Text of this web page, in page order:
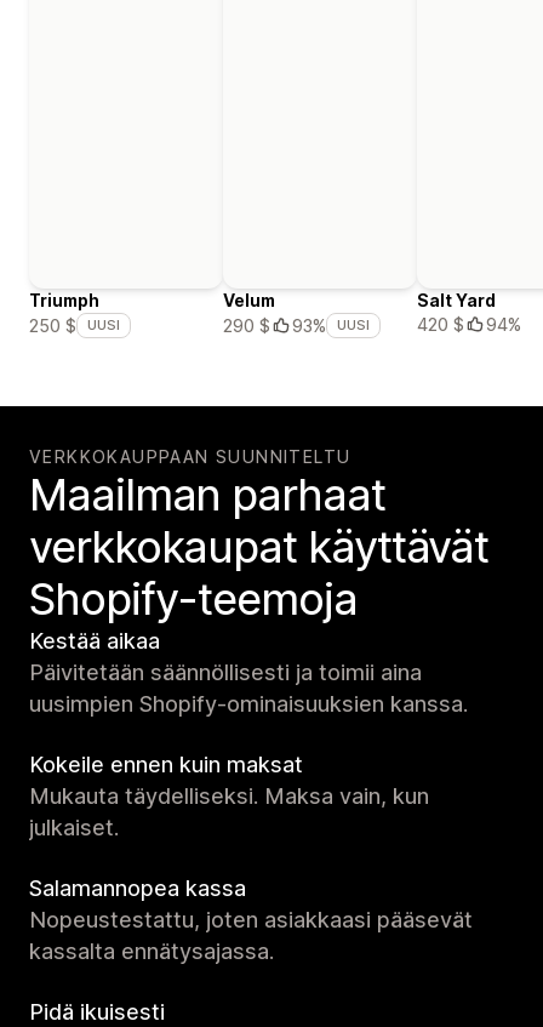
Triumph
250 $
UUSI
Velum
290 $
93% UUSI
Salt Yard
420 $
94%
VERKKOKAUPPAAN SUUNNITELTU
Maailman parhaat
verkko­kaupat käyttävät
Shopify-teemoja
Kestää aikaa
Päivitetään säännöllisesti ja toimii aina
uusimpien Shopify-ominaisuuksien kanssa.
Kokeile ennen kuin maksat
Mukauta täydelliseksi. Maksa vain, kun
julkaiset.
Salamannopea kassa
Nopeustestattu, joten asiakkaasi pääsevät
kassalta ennätysajassa.
Pidä ikuisesti